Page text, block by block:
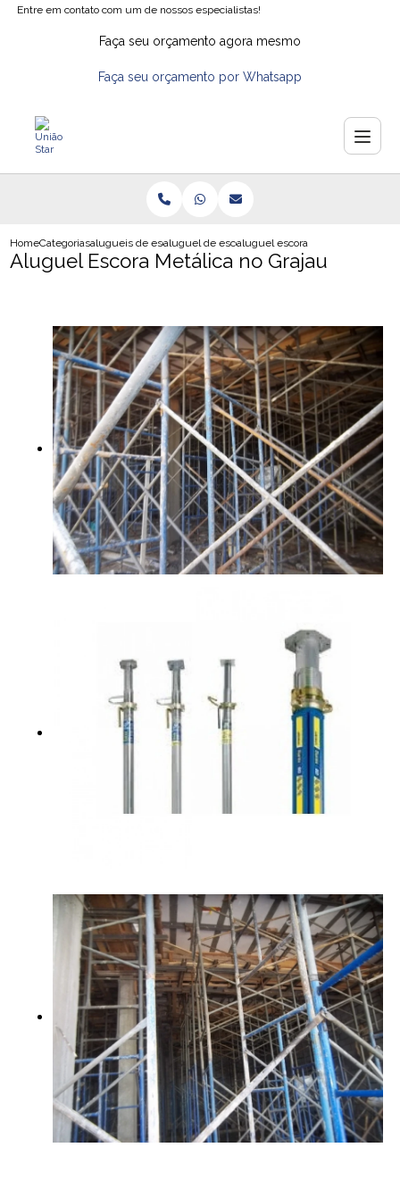
Entre em contato com um de nossos especialistas!
Faça seu orçamento agora mesmo
Faça seu orçamento por Whatsapp
HomeCategoriasalugueis de escorasaluguel de escorasaluguel escora metalica no grajau
Aluguel Escora Metálica no Grajau